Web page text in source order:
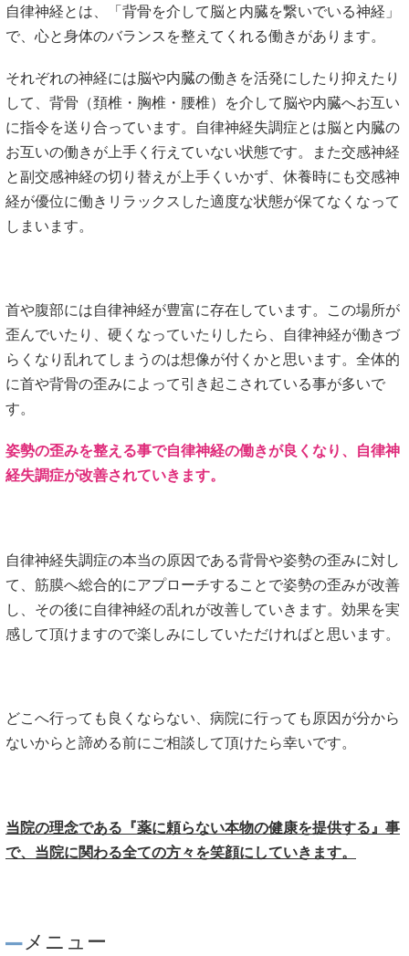
自律神経とは、「背骨を介して脳と内臓を繋いでいる神経」
で、心と身体のバランスを整えてくれる働きがあります。
それぞれの神経には脳や内臓の働きを活発にしたり抑えたり
して、背骨（頚椎・胸椎・腰椎）を介して脳や内臓へお互い
に指令を送り合っています。自律神経失調症とは脳と内臓の
お互いの働きが上手く行えていない状態です。また交感神経
と副交感神経の切り替えが上手くいかず、休養時にも交感神
経が優位に働きリラックスした適度な状態が保てなくなって
しまいます。
首や腹部には自律神経が豊富に存在しています。この場所が
歪んでいたり、硬くなっていたりしたら、自律神経が働きづ
らくなり乱れてしまうのは想像が付くかと思います。全体的
に首や背骨の歪みによって引き起こされている事が多いで
す。
姿勢の歪みを整える事で自律神経の働きが良くなり、自律神
経失調症が改善されていきます。
自律神経失調症の本当の原因である背骨や姿勢の歪みに対し
て、筋膜へ総合的にアプローチすることで姿勢の歪みが改善
し、その後に自律神経の乱れが改善していきます。効果を実
感して頂けますので楽しみにしていただければと思います。
どこへ行っても良くならない、病院に行っても原因が分から
ないからと諦める前にご相談して頂けたら幸いです。
当院の理念である『薬に頼らない本物の健康を提供する』事
で、当院に関わる全ての方々を笑顔にしていきます。
メニュー